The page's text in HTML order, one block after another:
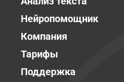
Нейропомощник
Компания
Тарифы
Поддержка